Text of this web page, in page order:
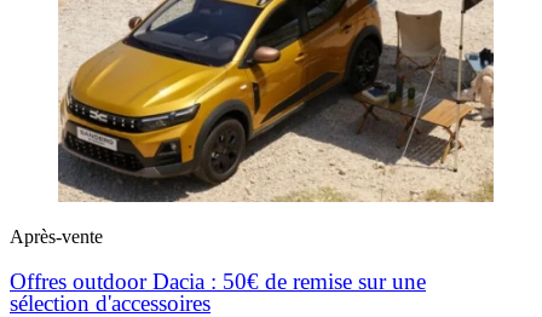
Après-vente
Offres outdoor Dacia : 50€ de remise sur une
sélection d'accessoires